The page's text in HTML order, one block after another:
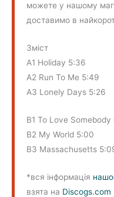
можете у нашому
доставимо в
Зміст
A1 Holiday 5:36
A2 Run To Me 5:49
A3 Lonely Days 5:26
B1 To Love Somebody
B2 My World 5:00
B3 Massachusetts
*вся інформація
взята на Discogs.com